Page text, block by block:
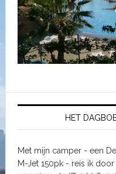
HET
Met mijn camper - een
M-Jet 150pk - reis ik